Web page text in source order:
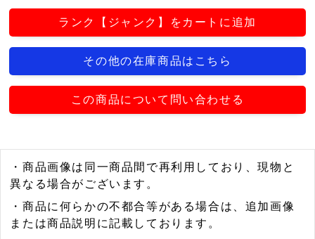
ランク【ジャンク】をカートに追加
その他の在庫商品はこちら
この商品について問い合わせる
・商品画像は同一商品間で再利用しており、現物と
異なる場合がございます。
・商品に何らかの不都合等がある場合は、追加画像
または商品説明に記載しております。